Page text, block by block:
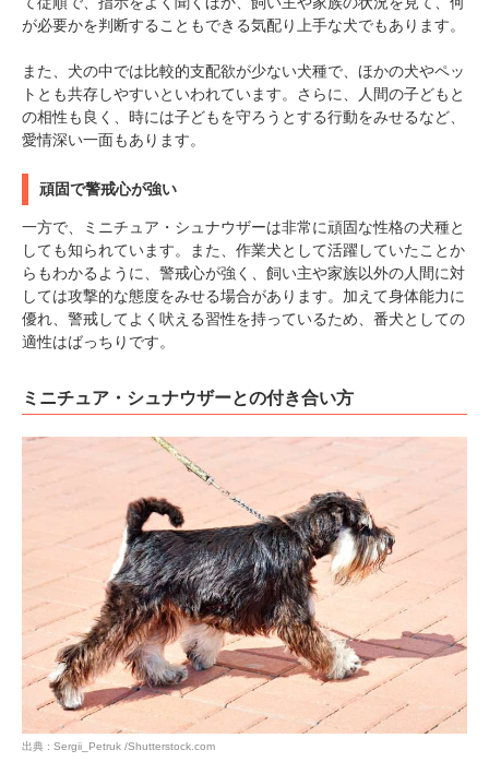
が必要かを判断することもできる気配り上手な犬でもあります。
また、犬の中では比較的支配欲が少ない犬種で、ほかの犬やペッ
トとも共存しやすいといわれています。さらに、人間の子どもと
の相性も良く、時には子どもを守ろうとする行動をみせるなど、
愛情深い一面もあります。
頑固で警戒心が強い
一方で、ミニチュア・シュナウザーは非常に頑固な性格の犬種と
しても知られています。また、作業犬として活躍していたことか
らもわかるように、警戒心が強く、飼い主や家族以外の人間に対
しては攻撃的な態度をみせる場合があります。加えて身体能力に
優れ、警戒してよく吠える習性を持っているため、番犬としての
適性はばっちりです。
ミニチュア・シュナウザーとの付き合い方
出典 : Sergii_Petruk /Shutterstock.com